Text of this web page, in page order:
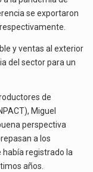
El Gobierno de Estados Unidos ha procesado la devolución de aproximadamente 100,000 millones de dólares…
se exportaron
y ventas al exterior
del sector para un
de
Miguel
perspectiva
a los
había registrado la
años.